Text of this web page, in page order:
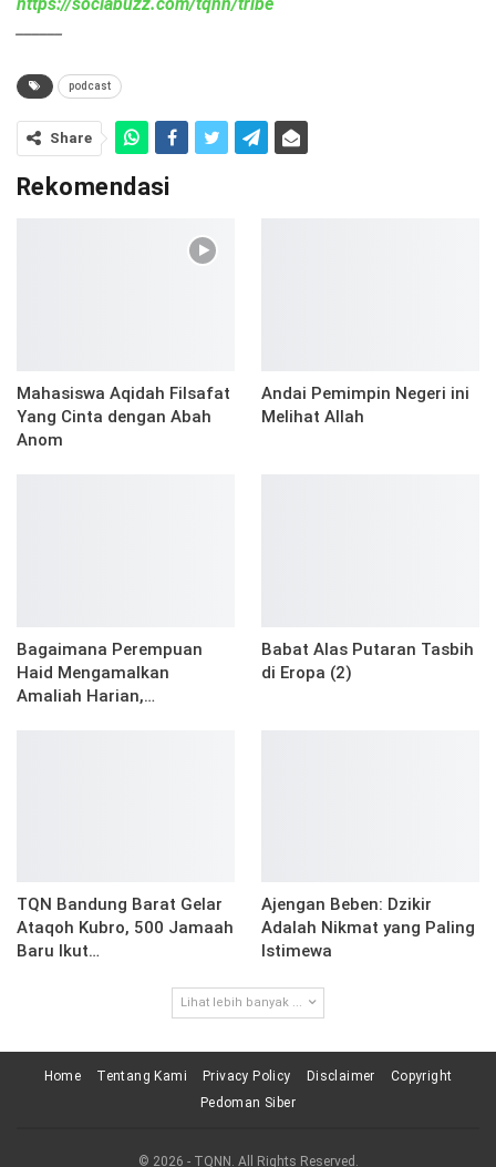
podcast
Share
Rekomendasi
Mahasiswa Aqidah Filsafat
Yang Cinta dengan Abah
Anom
Andai Pemimpin Negeri ini
Melihat Allah
Bagaimana Perempuan
Haid Mengamalkan
Amaliah Harian,…
Babat Alas Putaran Tasbih
di Eropa (2)
TQN Bandung Barat Gelar
Ataqoh Kubro, 500 Jamaah
Baru Ikut…
Ajengan Beben: Dzikir
Adalah Nikmat yang Paling
Istimewa
Lihat lebih banyak ...
Home Tentang Kami Privacy Policy Disclaimer
Copyright
Pedoman Siber
© 2026 - TQNN. All Rights Reserved.